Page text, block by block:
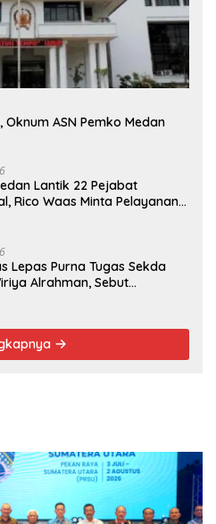
ASN Pemko Medan
Lantik 22 Pejabat
Rico Waas Minta Pelayanan
Lepas Purna Tugas Sekda
Alrahman, Sebut